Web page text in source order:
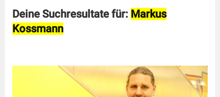
Deine Suchresultate für: Markus
Kossmann